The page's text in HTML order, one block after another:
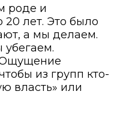
роде и
20 лет. Это было
а мы делаем.
убегаем.
Ощущение
из групп кто-
власть» или